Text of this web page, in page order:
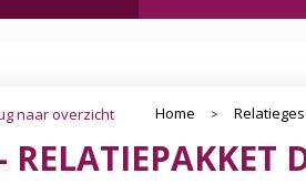
naar overzicht Home >
RELATIEPAKKET